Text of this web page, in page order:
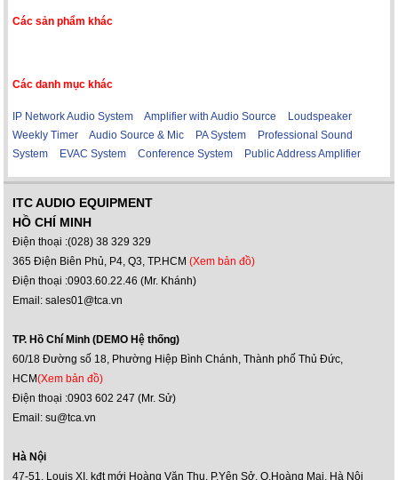
Các sản phẩm khác
Các danh mục khác
IP Network Audio System Amplifier with Audio Source
Loudspeaker
Weekly Timer
Audio Source & Mic PA System
Professional Sound
System
EVAC System Conference System Public Address Amplifier
ITC AUDIO EQUIPMENT
HỒ CHÍ MINH
Điện thoại :(028) 38 329 329
365 Điện Biên Phủ, P4, Q3, TP.HCM(Xem bản đồ)
Điện thoại :0903.60.22.46 (Mr. Khánh)
Email: sales01@tca.vn
TP. Hồ Chí Minh (DEMO Hệ thống)
60/18 Đường số 18, Phường Hiệp Bình Chánh, Thành phố Thủ Đức,
HCM(Xem bản đồ)
Điện thoại :0903 602 247 (Mr. Sử)
Email: su@tca.vn
Hà Nội
47-51, Louis XI, kđt mới Hoàng Văn Thụ, P.Yên Sở, Q.Hoàng Mai, Hà Nội